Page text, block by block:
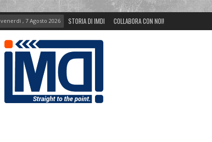
venerdì , 7 Agosto 2026 STORIA DI IMDI COLLABORA CON NOI!